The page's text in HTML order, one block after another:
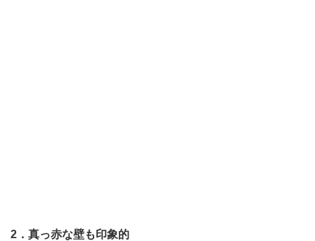
2．真っ赤な壁も印象的